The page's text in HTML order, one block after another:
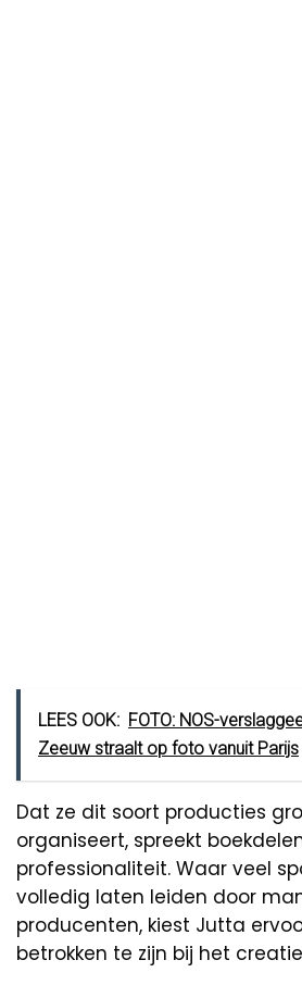
LEES OOK: FOTO: NOS-
Zeeuw straalt op foto vanuit Parijs
Dat ze dit soort producties
organiseert, spreekt
professionaliteit. Waar veel
volledig laten leiden door
producenten, kiest Jutta
betrokken te zijn bij het